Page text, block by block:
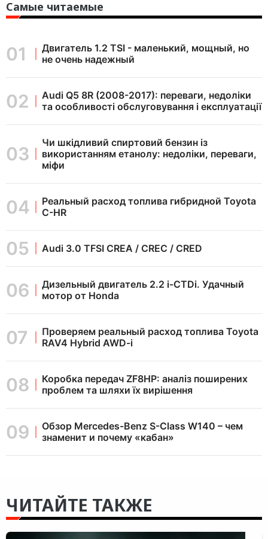
Самые читаемые
Двигатель 1.2 TSI - маленький, мощный, но
не очень надежный
Audi Q5 8R (2008-2017): переваги, недоліки
та особливості обслуговування і експлуатації
Чи шкідливий спиртовий бензин із
використанням етанолу: недоліки, переваги,
міфи
Реальный расход топлива гибридной Toyota
C-HR
Audi 3.0 TFSI CREA / CREC / CRED
Дизельный двигатель 2.2 i-CTDi. Удачный
мотор от Honda
Проверяем реальный расход топлива Toyota
RAV4 Hybrid AWD-i
Коробка передач ZF8HP: аналіз поширених
проблем та шляхи їх вирішення
Обзор Mercedes-Benz S-Class W140 – чем
знаменит и почему «кабан»
ЧИТАЙТЕ ТАКЖЕ